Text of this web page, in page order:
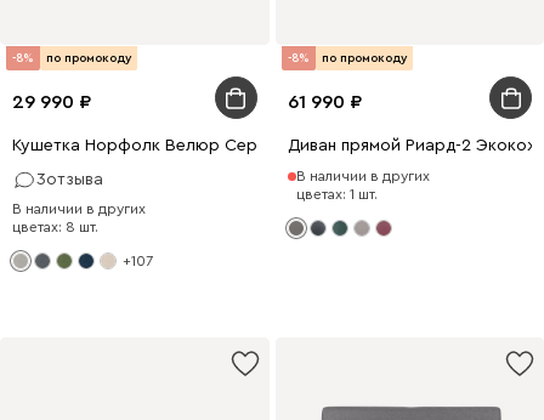
-8% по промокоду
29 990
Кушетка Норфолк Велюр Серый
3отзыва
В наличии в других
цветах: 8 шт.
+107
-8% по промокоду
61 990
Диван прямой Риард-2
В наличии в других
цветах: 1 шт.